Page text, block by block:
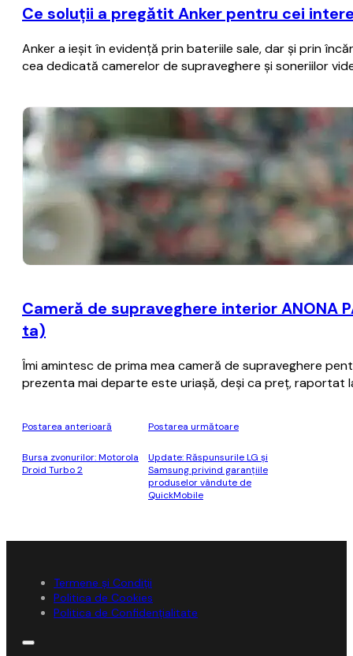
Ce soluții a pregătit Anker pentru cei
Anker a ieșit în evidență prin bateriile sale, dar și prin
cea dedicată camerelor de supraveghere și soneriilor
Cameră de supraveghere interior ANONA
ta)
Îmi amintesc de prima mea cameră de supraveghere
prezenta mai departe este uriașă, deși ca preț, raportat
Postarea anterioară
Bursa zvonurilor: Motorola
Droid Turbo 2
Postarea următoare
Update: Răspunsurile LG și
Samsung privind garanțiile
produselor vândute de
QuickMobile
Termene și Condiții
Politica de Cookies
Politica de Confidențialitate